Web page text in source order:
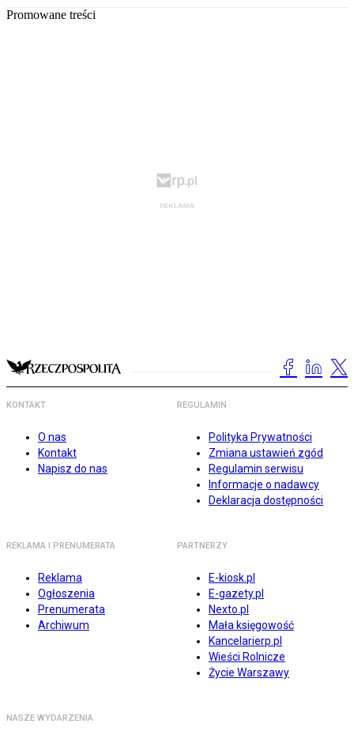
Promowane treści
KONTAKT
O nas
Kontakt
Napisz do nas
REGULAMIN
Polityka Prywatności
Zmiana ustawień zgód
Regulamin serwisu
Informacje o nadawcy
Deklaracja dostępności
REKLAMA I PRENUMERATA
Reklama
Ogłoszenia
Prenumerata
Archiwum
PARTNERZY
E-kiosk.pl
E-gazety.pl
Nexto.pl
Mała księgowość
Kancelarierp.pl
Wieści Rolnicze
Życie Warszawy
NASZE WYDARZENIA